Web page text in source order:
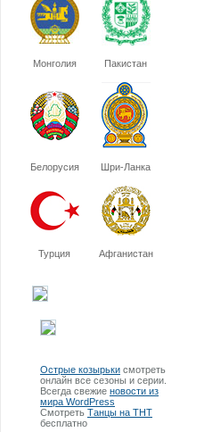
Монголия Пакистан
Белорусия Шри-Ланка
Турция Афганистан
Острые козырьки смотреть
онлайн все сезоны и серии.
Всегда свежие новости из
мира WordPress
Смотреть Танцы на ТНТ
бесплатно